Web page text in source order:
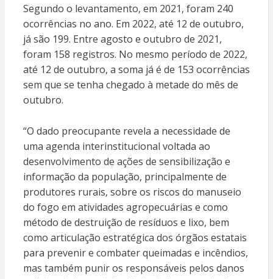
Segundo o levantamento, em 2021, foram 240
ocorrências no ano. Em 2022, até 12 de outubro,
já são 199. Entre agosto e outubro de 2021,
foram 158 registros. No mesmo período de 2022,
até 12 de outubro, a soma já é de 153 ocorrências
sem que se tenha chegado à metade do mês de
outubro.
“O dado preocupante revela a necessidade de
uma agenda interinstitucional voltada ao
desenvolvimento de ações de sensibilização e
informação da população, principalmente de
produtores rurais, sobre os riscos do manuseio
do fogo em atividades agropecuárias e como
método de destruição de resíduos e lixo, bem
como articulação estratégica dos órgãos estatais
para prevenir e combater queimadas e incêndios,
mas também punir os responsáveis pelos danos